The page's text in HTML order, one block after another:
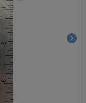
chevron_right